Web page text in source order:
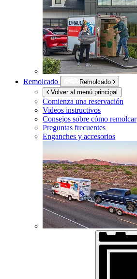
Remolcado
Remolcado
Volver al menú principal
Comienza una reservación
Videos instructivos
Consejos sobre cómo remolcar
Preguntas frecuentes
Enganches y accesorios